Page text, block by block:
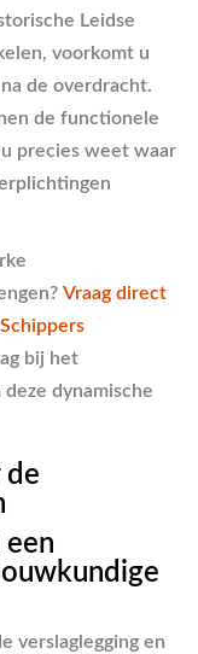
Leidse
voorkomt u
de overdracht.
de functionele
precies weet waar
Vraag direct
bij het
dynamische
de
een
verslaglegging en